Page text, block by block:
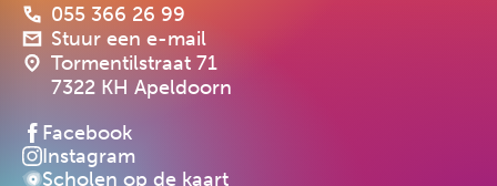
055 366 26 99
Stuur een e-mail
Tormentilstraat 71
7322 KH Apeldoorn
Facebook
Instagram
Scholen op de kaart